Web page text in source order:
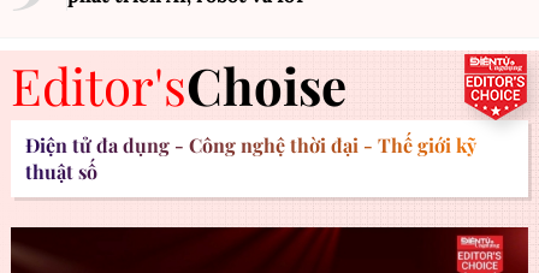
Editor'sChoise
Điện tử đa dụng - Công nghệ thời đại - Thế giới kỹ
thuật số